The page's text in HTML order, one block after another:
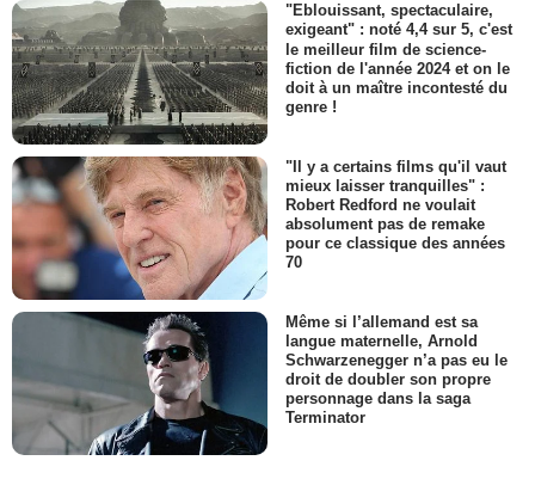
"Eblouissant, spectaculaire,
exigeant" : noté 4,4 sur 5, c'est
le meilleur film de science-
fiction de l'année 2024 et on le
doit à un maître incontesté du
genre !
"Il y a certains films qu'il vaut
mieux laisser tranquilles" :
Robert Redford ne voulait
absolument pas de remake
pour ce classique des années
70
Même si l’allemand est sa
langue maternelle, Arnold
Schwarzenegger n’a pas eu le
droit de doubler son propre
personnage dans la saga
Terminator